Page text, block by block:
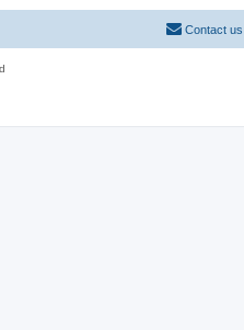
Contact us